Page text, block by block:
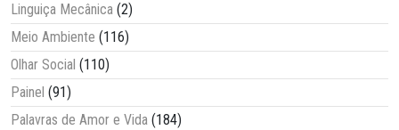
Linguiça Mecânica (2)
Meio Ambiente (116)
Olhar Social (110)
Painel (91)
Palavras de Amor e Vida (184)